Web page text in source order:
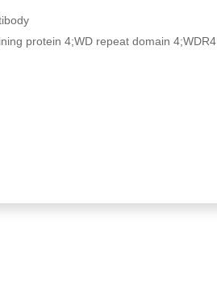
protein 4;WD repeat domain 4;WDR4